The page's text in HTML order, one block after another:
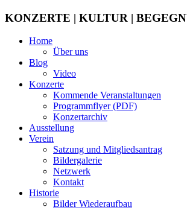
KONZERTE | KULTUR |
Home
Über uns
Blog
Video
Konzerte
Kommende Veranstaltungen
Programmflyer (PDF)
Konzertarchiv
Ausstellung
Verein
Satzung und Mitgliedsantrag
Bildergalerie
Netzwerk
Kontakt
Historie
Bilder Wiederaufbau